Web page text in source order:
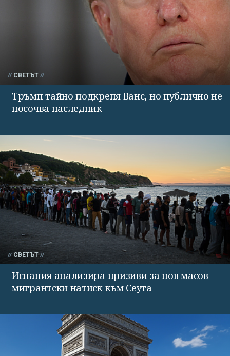
СВЕТЪТ
Тръмп тайно подкрепя Ванс, но публично не
посочва наследник
СВЕТЪТ
Испания анализира призиви за нов масов
мигрантски натиск към Сеута